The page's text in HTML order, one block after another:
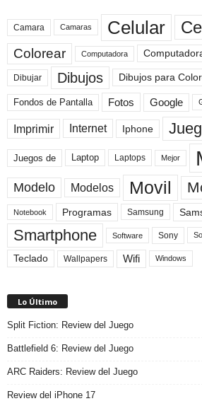
Camara Camaras Celular
Colorear Computadora
Dibujar Dibujos Dibujos para
Fondos de Pantalla Fotos Google
Imprimir Internet Iphone
Juegos de Laptop Laptops Mejor
Modelo Modelos Movil
Notebook Programas Samsung
Smartphone Software Sony
Teclado Wallpapers Wifi Windows
Lo Último
Split Fiction: Review del Juego
Battlefield 6: Review del Juego
ARC Raiders: Review del Juego
Review del iPhone 17